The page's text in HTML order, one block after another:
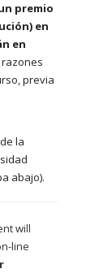
premio
en
en
previa
la
abajo).
will
line